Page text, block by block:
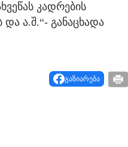
კადრების
და ა.შ.“- განაცხადა
გაზიარება